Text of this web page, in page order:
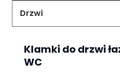
Drzwi
Klamki do drzwi
WC